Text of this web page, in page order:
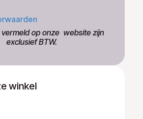
vermeld op onze ​website zijn
exclusief BTW.
winkel